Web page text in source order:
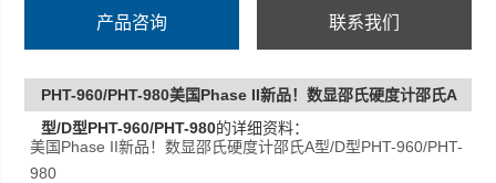
产品咨询 联系我们
PHT-960/PHT-980美国Phase II新品！数显邵氏硬度计邵氏A
型/D型PHT-960/PHT-980的详细资料：
美国Phase II新品！数显邵氏硬度计邵氏A型/D型PHT-960/PHT-
980